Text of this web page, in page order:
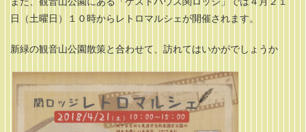
日（土曜日）１０時からレトロマルシェが開催されます。
新緑の観音山公園散策と合わせて、訪れてはいかがでしょうか